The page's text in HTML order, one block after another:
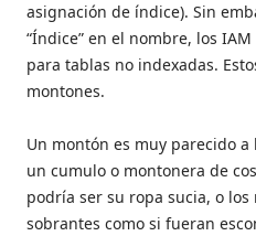
asignación de índice). Sin
“Índice” en el nombre, los
para tablas no indexadas.
montones.
Un montón es muy parecido
un cumulo o montonera de
podría ser su ropa sucia, o
sobrantes como si fueran